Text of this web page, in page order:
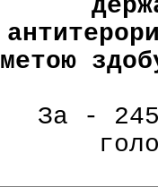
метою
За -